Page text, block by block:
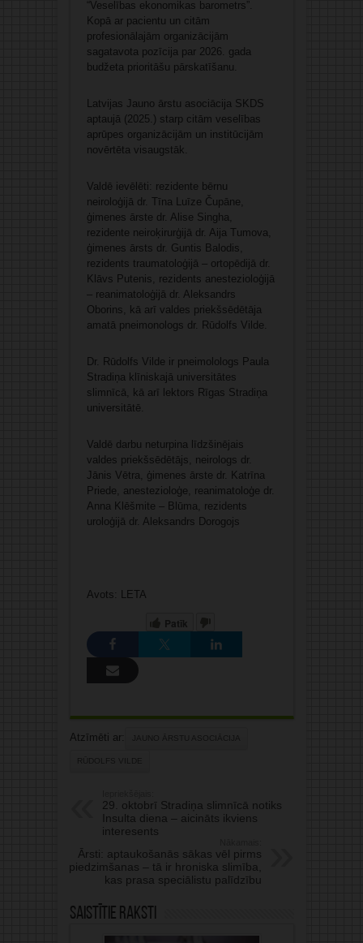
“Veselības ekonomikas barometrs”.
Kopā ar pacientu un citām
profesionālajām organizācijām
sagatavota pozīcija par 2026. gada
budžeta prioritāšu pārskatīšanu.
Latvijas Jauno ārstu asociācija SKDS
aptaujā (2025.) starp citām veselības
aprūpes organizācijām un institūcijām
novērtēta visaugstāk.
Valdē ievēlēti: rezidente bērnu
neiroloģijā dr. Tīna Luīze Čupāne,
ģimenes ārste dr. Alise Singha,
rezidente neiroķirurģijā dr. Aija Tumova,
ģimenes ārsts dr. Guntis Balodis,
rezidents traumatoloģijā – ortopēdijā dr.
Klāvs Putenis, rezidents anestezioloģijā
– reanimatoloģijā dr. Aleksandrs
Oborins, kā arī valdes priekšsēdētāja
amatā pneimonologs dr. Rūdolfs Vilde.
Dr. Rūdolfs Vilde ir pneimolologs Paula
Stradiņa klīniskajā universitātes
slimnīcā, kā arī lektors Rīgas Stradiņa
universitātē.
Valdē darbu neturpina līdzšinējais
valdes priekšsēdētājs, neirologs dr.
Jānis Vētra, ģimenes ārste dr. Katrīna
Priede, anestezioloģe, reanimatoloģe dr.
Anna Klēšmite – Blūma, rezidents
uroloģijā dr. Aleksandrs Dorogojs
Avots: LETA
Patīk
Atzīmēti ar: JAUNO ĀRSTU ASOCIĀCIJA
RŪDOLFS VILDE
29. oktobrī Stradiņa slimnīcā notiks
Insulta diena – aicināts ikviens
interesents
Ārsti: aptaukošanās sākas vēl pirms
piedzimšanas – tā ir hroniska slimība,
kas prasa speciālistu palīdzību
Saistītie raksti